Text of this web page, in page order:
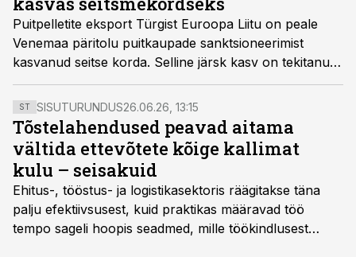
Puitpelletite eksport Türgist Euroopa Liitu on peale
Venemaa päritolu puitkaupade sanktsioneerimist
kasvanud seitse korda. Selline järsk kasv on tekitanud
kahtlusi, et Türgist reeksporditakse Venemaalt pärit
materjali.
ST SISUTURUNDUS26.06.26, 13:15
Tõstelahendused peavad aitama
vältida ettevõtete kõige kallimat
kulu – seisakuid
Ehitus-, tööstus- ja logistikasektoris räägitakse täna
palju efektiivsusest, kuid praktikas määravad töö
tempo sageli hoopis seadmed, mille töökindlusest